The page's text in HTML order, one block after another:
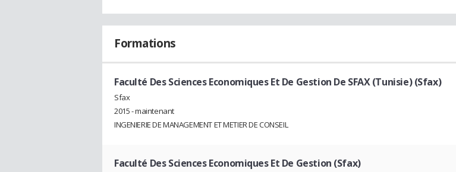
Formations
Faculté Des Sciences Economiques Et De Gestion De SFAX (Tunisie) (Sfax)
Sfax
2015 - maintenant
INGENIERIE DE MANAGEMENT ET METIER DE CONSEIL
Faculté Des Sciences Economiques Et De Gestion (Sfax)